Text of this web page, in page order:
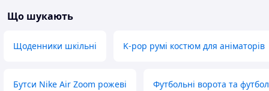
Що шукають
Щоденники шкільні K-pop румі костюм для аніматорів
Бутси Nike Air Zoom рожеві Футбольні ворота та